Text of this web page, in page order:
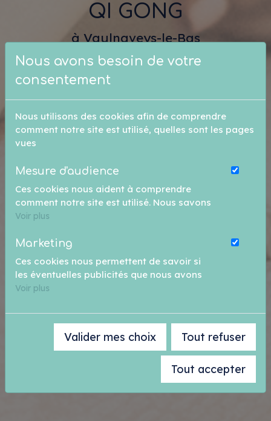
QI GONG
à Vaulnaveys-le-Bas
Nous avons besoin de votre
consentement
Nous utilisons des cookies afin de comprendre
comment notre site est utilisé, quelles sont les pages
vues
Mesure d'audience
Ces cookies nous aident à comprendre
comment notre site est utilisé. Nous savons
quelles pages sont les plus vues, d'où
pour nous afin de vous offrir la meilleure
expérience possible.
Voir plus
Marketing
Ces cookies nous permettent de savoir si
les éventuelles publicités que nous avons
pu vous proposer ont été pertinentes.
Voir plus
Valider mes choix Tout refuser
Tout accepter